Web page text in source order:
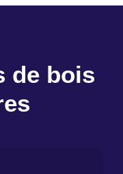
de bois